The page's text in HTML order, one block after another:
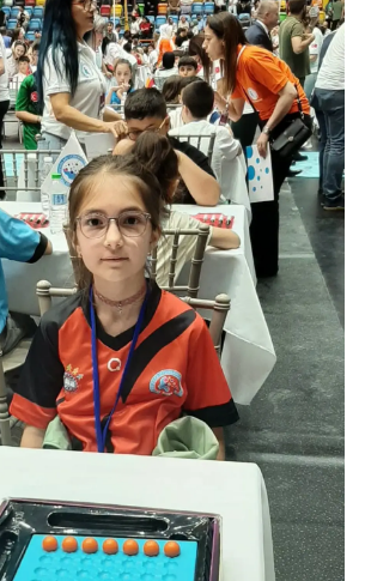
Batman
Şırnak
Bartın
Ardahan
Iğdır
Yalova
Karabük
Osmaniye